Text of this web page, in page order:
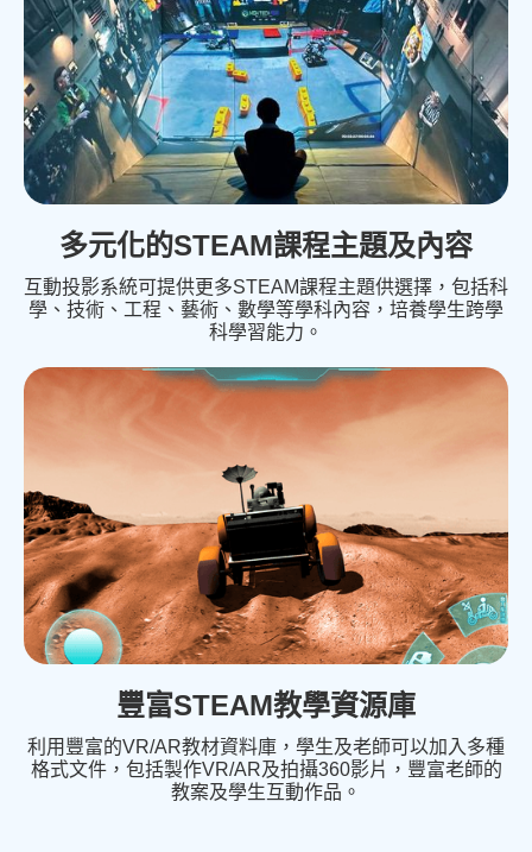
多元化的STEAM課程主題及內容
互動投影系統可提供更多STEAM課程主題供選擇，包括科
學、技術、工程、藝術、數學等學科內容，培養學生跨學
科學習能力。
豐富STEAM教學資源庫
利用豐富的VR/AR教材資料庫，學生及老師可以加入多種
格式文件，包括製作VR/AR及拍攝360影片，豐富老師的
教案及學生互動作品。